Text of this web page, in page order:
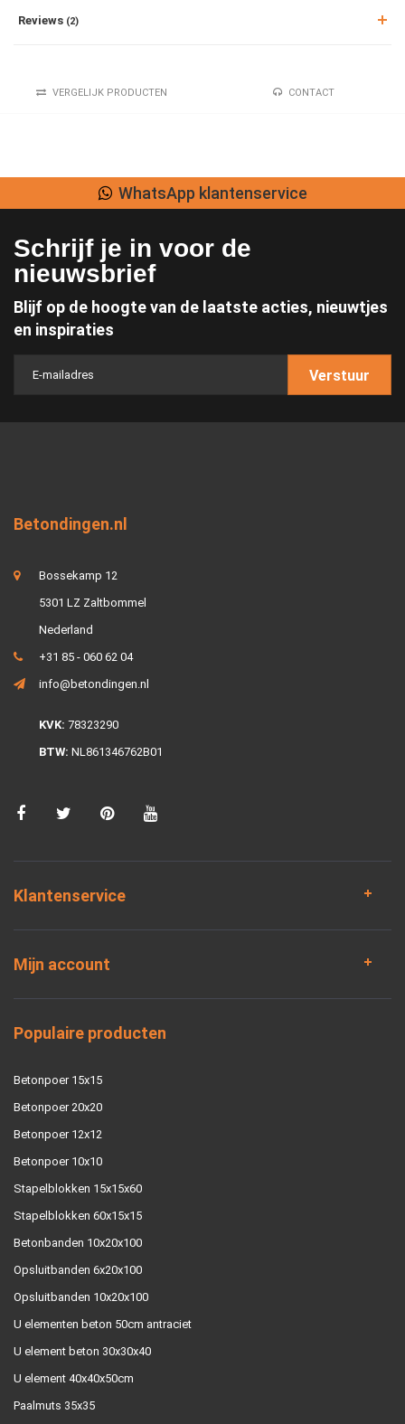
Reviews (2)
VERGELIJK PRODUCTEN CONTACT
klantenservice
Schrijf je in voor de
nieuwsbrief
Blijf op de hoogte van de laatste acties, nieuwtjes
en inspiraties
Verstuur
Betondingen.nl
Bossekamp 12
5301 LZ Zaltbommel
Nederland
+31 85 - 060 62 04
info@betondingen.nl
KVK: 78323290
BTW: NL861346762B01
Klantenservice
Mijn account
Populaire producten
Betonpoer 15x15
Betonpoer 20x20
Betonpoer 12x12
Betonpoer 10x10
Stapelblokken 15x15x60
Stapelblokken 60x15x15
Betonbanden 10x20x100
Opsluitbanden 6x20x100
Opsluitbanden 10x20x100
U elementen beton 50cm antraciet
U element beton 30x30x40
U element 40x40x50cm
Paalmuts 35x35